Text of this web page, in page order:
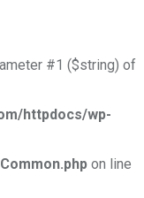
#1 ($string) of
httpdocs/wp-
on line